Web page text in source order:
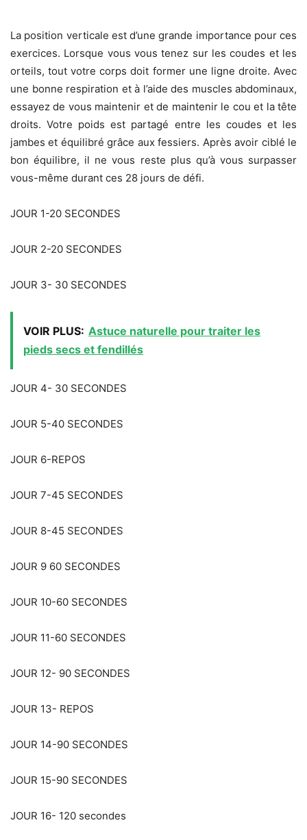
La position verticale est d’une grande importance pour ces
exercices. Lorsque vous vous tenez sur les coudes et les
orteils, tout votre corps doit former une ligne droite. Avec
une bonne respiration et à l’aide des muscles abdominaux,
essayez de vous maintenir et de maintenir le cou et la tête
droits. Votre poids est partagé entre les coudes et les
jambes et équilibré grâce aux fessiers. Après avoir ciblé le
bon équilibre, il ne vous reste plus qu’à vous surpasser
vous-même durant ces 28 jours de défi.
JOUR 1-20 SECONDES
JOUR 2-20 SECONDES
JOUR 3- 30 SECONDES
VOIR PLUS: Astuce naturelle pour traiter les
pieds secs et fendillés
JOUR 4- 30 SECONDES
JOUR 5-40 SECONDES
JOUR 6-REPOS
JOUR 7-45 SECONDES
JOUR 8-45 SECONDES
JOUR 9 60 SECONDES
JOUR 10-60 SECONDES
JOUR 11-60 SECONDES
JOUR 12- 90 SECONDES
JOUR 13- REPOS
JOUR 14-90 SECONDES
JOUR 15-90 SECONDES
JOUR 16- 120 secondes